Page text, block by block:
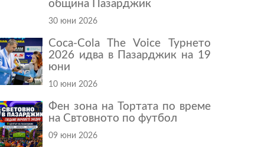
община Пазарджик
30 юни 2026
Coca-Cola The Voice Турнето
2026 идва в Пазарджик на 19
юни
10 юни 2026
Фен зона на Тортата по време
на Свтовното по футбол
09 юни 2026